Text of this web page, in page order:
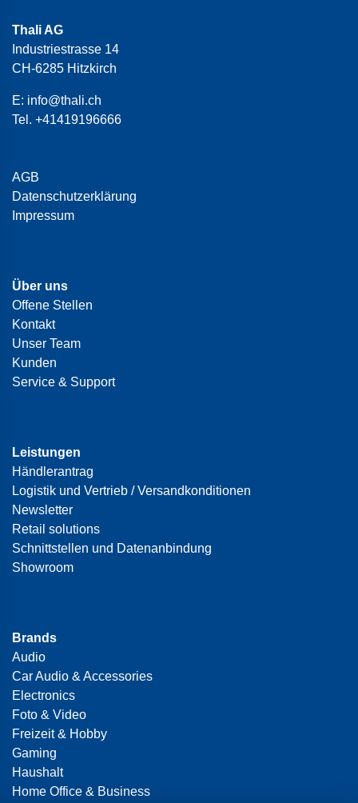
Thali AG
Industriestrasse 14
CH-6285 Hitzkirch
E: info@thali.ch
Tel. +41419196666
AGB
Datenschutzerklärung
Impressum
Über uns
Offene Stellen
Kontakt
Unser Team
Kunden
Service & Support
Leistungen
Händlerantrag
Logistik und Vertrieb / Versandkonditionen
Newsletter
Retail solutions
Schnittstellen und Datenanbindung
Showroom
Brands
Audio
Car Audio & Accessories
Electronics
Foto & Video
Freizeit & Hobby
Gaming
Haushalt
Home Office & Business